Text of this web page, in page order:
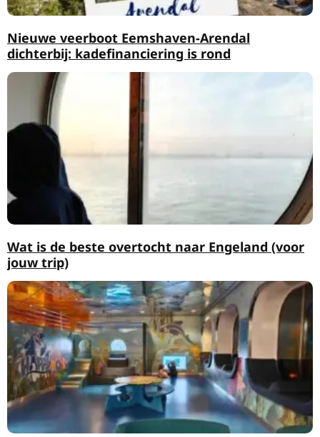
Nieuwe veerboot Eemshaven-Arendal
dichterbij: kadefinanciering is rond
Wat is de beste overtocht naar Engeland (voor
jouw trip)